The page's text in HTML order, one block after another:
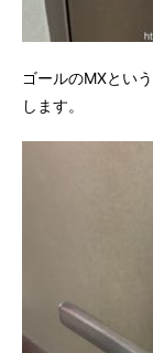
ゴールのMXとい
します。